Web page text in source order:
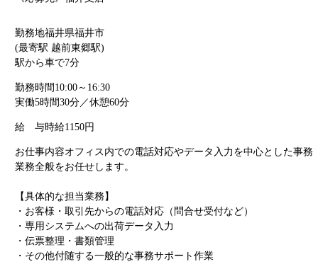
勤務地福井県福井市
(最寄駅 越前東郷駅)
駅から車で7分
勤務時間 10:00～16:30
実働5時間30分／休憩60分
給 与時給1150円
お仕事内容オフィス内での電話対応やデータ入力を中心とした事務
業務全般をお任せします。
【具体的な担当業務】
・お客様・取引先からの電話対応（問合せ受付など）
・専用システムへの出荷データ入力
・伝票整理・書類管理
・その他付随する一般的な事務サポート作業